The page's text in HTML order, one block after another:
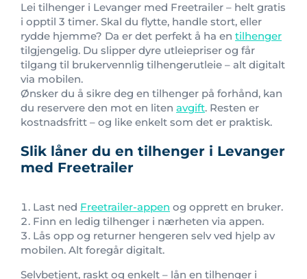
Lei tilhenger i Levanger med Freetrailer – helt gratis
i opptil 3 timer. Skal du flytte, handle stort, eller
rydde hjemme? Da er det perfekt å ha en tilhenger
tilgjengelig. Du slipper dyre utleiepriser og får
tilgang til brukervennlig tilhengerutleie – alt digitalt
via mobilen.
Ønsker du å sikre deg en tilhenger på forhånd, kan
du reservere den mot en liten avgift. Resten er
kostnadsfritt – og like enkelt som det er praktisk.
Slik låner du en tilhenger i Levanger
med Freetrailer
Last ned Freetrailer-appen og opprett en bruker.
Finn en ledig tilhenger i nærheten via appen.
Lås opp og returner hengeren selv ved hjelp av
mobilen. Alt foregår digitalt.
Selvbetjent, raskt og enkelt – lån en tilhenger i